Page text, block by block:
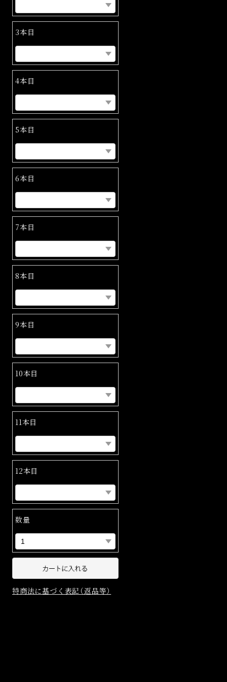
3本目
4本目
5本目
6本目
7本目
8本目
9本目
10本目
11本目
12本目
数量
特商法に基づく表記（返品等）